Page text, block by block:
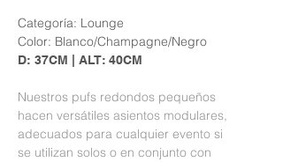
Categoría: Lounge
Color: Blanco/Champagne/Negro
D: 37CM | ALT: 40CM
Nuestros pufs redondos pequeños
hacen versátiles asientos modulares,
adecuados para cualquier evento si
se utilizan solos o en conjunto con